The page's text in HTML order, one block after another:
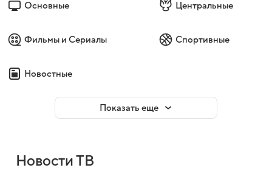
Основные Центральные
Фильмы и Сериалы Спортивные
Новостные
Показать еще
Новости ТВ